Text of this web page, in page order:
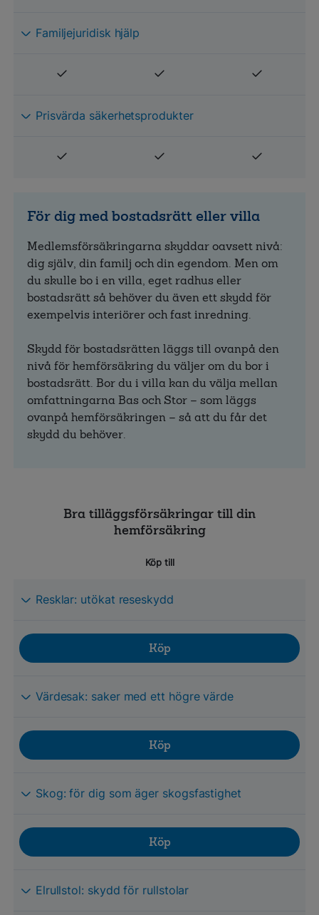
Familjejuridisk hjälp
Prisvärda säkerhetsprodukter
För dig med bostadsrätt eller villa
Medlemsförsäkringarna skyddar oavsett nivå:
dig själv, din familj och din egendom. Men om
du skulle bo i en villa, eget radhus eller
bostadsrätt så behöver du även ett skydd för
exempelvis interiörer och fast inredning.
Skydd för bostadsrätten läggs till ovanpå den
nivå för hemförsäkring du väljer om du bor i
bostadsrätt. Bor du i villa kan du välja mellan
omfattningarna Bas och Stor – som läggs
ovanpå hemförsäkringen – så att du får det
skydd du behöver.
Bra tilläggsförsäkringar till din
hemförsäkring
Köp till
Resklar: utökat reseskydd
Köp
Värdesak: saker med ett högre värde
Köp
Skog: för dig som äger skogsfastighet
Köp
Elrullstol: skydd för rullstolar